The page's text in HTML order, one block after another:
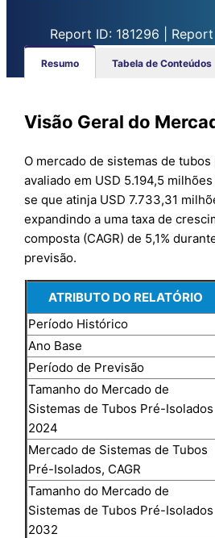
Report ID: 181296 |
Resumo Tabela de Conteúdos
Visão Geral do
O mercado de sistemas de
avaliado em USD 5.194,5
se que atinja USD 7.733,31
expandindo a uma taxa de
composta (CAGR) de 5,1%
previsão.
ATRIBUTO DO RELATÓRIO
Período Histórico
Ano Base
Período de Previsão
Tamanho do Mercado de
Sistemas de Tubos Pré-Isolados
2024
Mercado de Sistemas de Tubos
Pré-Isolados, CAGR
Tamanho do Mercado de
Sistemas de Tubos Pré-Isolados
2032